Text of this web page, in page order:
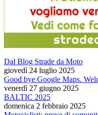
Dal Blog Strade da Moto
giovedì 24 luglio 2025
Good bye Google Maps.
venerdì 27 giugno 2025
BALTIC 2025
domenica 2 febbraio 2025